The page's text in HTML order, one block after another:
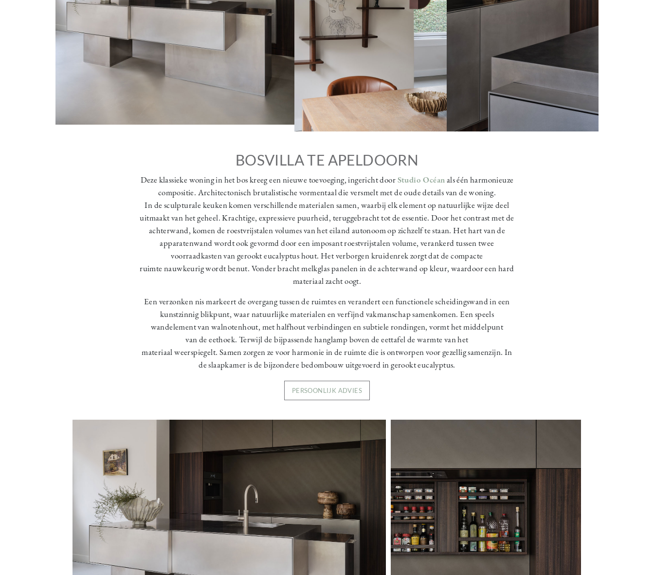
BOSVILLA TE APELDOORN
Deze klassieke woning in het bos kreeg een nieuwe toevoeging, ingericht doorStudioOcéanals één harmonieuze
compositie. Architectonisch brutalistische vormentaal die versmelt met de oude details van de woning.
In de sculpturale keuken komen verschillende materialen samen, waarbij elk element op natuurlijke wijze deel
uitmaakt van het geheel. Krachtige, expressieve puurheid, teruggebracht tot de essentie. Door het contrast met de
achterwand, komen de roestvrijstalen volumes van het eiland autonoom op zichzelf te staan. Het hart van de
apparatenwand wordt ook gevormd door een imposant roestvrijstalen volume, verankerd tussen twee
voorraadkasten van gerookt eucalyptus hout. Het verborgen kruidenrek zorgt dat de compacte
ruimte nauwkeurig wordt benut. Vonder bracht melkglas panelen in de achterwand op kleur, waardoor een hard
materiaal zacht oogt.
Een verzonken nis markeert de overgang tussen de ruimtes en verandert een functionele scheidingswand in een
kunstzinnig blikpunt, waar natuurlijke materialen en verfijnd vakmanschap samenkomen. Een speels
wandelement van walnotenhout, met halfhout verbindingen en subtiele rondingen, vormt het middelpunt
van de eethoek. Terwijl de bijpassende hanglamp boven de eettafel de warmte van het
materiaal weerspiegelt. Samen zorgen ze voor harmonie in de ruimte die is ontworpen voor gezellig samenzijn. In
de slaapkamer is de bijzondere bedombouw uitgevoerd in gerookt eucalyptus.
PERSOONLIJK ADVIES